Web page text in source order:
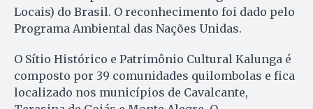
Locais) do Brasil. O reconhecimento foi dado pelo
Programa Ambiental das Nações Unidas.
O Sítio Histórico e Patrimônio Cultural Kalunga é
composto por 39 comunidades quilombolas e fica
localizado nos municípios de Cavalcante,